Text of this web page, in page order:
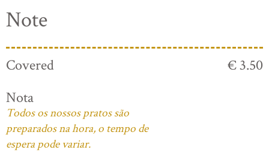
Note
Covered
€ 3.50
Nota
Todos os nossos pratos são
preparados na hora, o tempo de
espera pode variar.